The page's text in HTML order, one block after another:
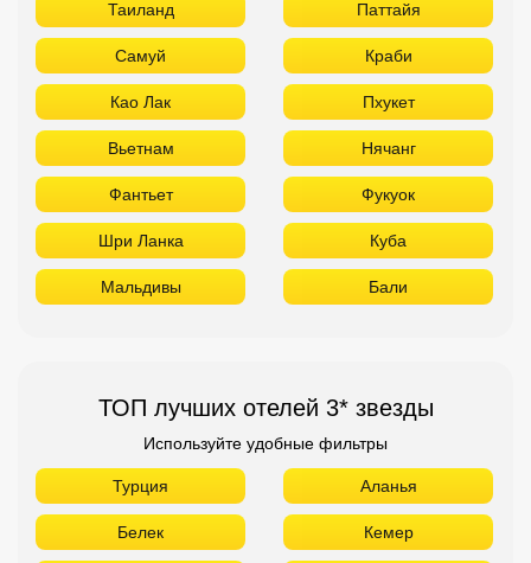
Таиланд Паттайя
Самуй Краби
Као Лак Пхукет
Вьетнам Нячанг
Фантьет Фукуок
Шри Ланка Куба
Мальдивы Бали
ТОП лучших отелей 3* звезды
Используйте удобные фильтры
Турция Аланья
Белек Кемер